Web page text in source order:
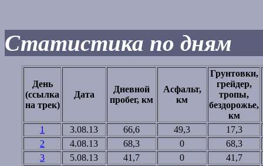
Статистика по дням
День
(ссылка
на трек)
Дата
Дневной
пробег, км
Асфальт,
км
Грунтовки,
грейдер,
тропы,
бездорожье,
км
1
3.08.13 66,6 49,3
17,3
2
4.08.13 68,3 0
68,3
3
5.08.13 41,7 0
41,7